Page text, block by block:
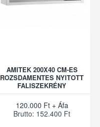
AMITEK 200X40 CM-ES
ROZSDAMENTES NYITOTT
FALISZEKRÉNY
120.000 Ft + Áfa
Brutto: 152.400 Ft